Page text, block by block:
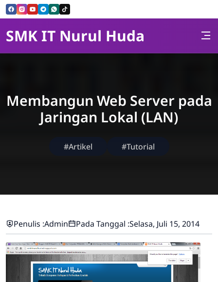
Skip to Content
SMK IT Nurul Huda
Membangun Web Server pada
Jaringan Lokal (LAN)
#Artikel #Tutorial
Penulis :Admin Pada Tanggal :Selasa, Juli 15, 2014